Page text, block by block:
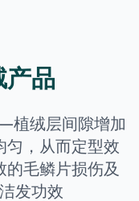
产品
植绒层间隙增加
匀，从而定型效
毛鳞片损伤及
发功效